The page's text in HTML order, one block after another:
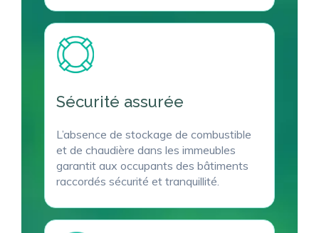
l’inadaptation de ses ressources ou bien
Sécurité assurée
L’absence de stockage de combustible
et de chaudière dans les immeubles
garantit aux occupants des bâtiments
raccordés sécurité et tranquillité.